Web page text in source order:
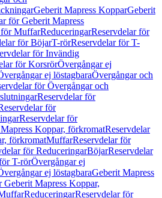
Geberit Mapress KopparGeberit
för Geberit Mapress
för MuffarReduceringarReservdelar för
för BöjarT-rörReservdelar för T-
för Invändig
för KorsrörÖvergångar ej
ej löstagbaraÖvergångar och
för Övergångar och
Reservdelar för
för
Reservdelar för
Koppar, förkromatReservdelar
förkromatMuffarReservdelar för
för ReduceringarBöjarReservdelar
T-rörÖvergångar ej
ej löstagbaraGeberit Mapress
Geberit Mapress Koppar,
ReduceringarReservdelar för